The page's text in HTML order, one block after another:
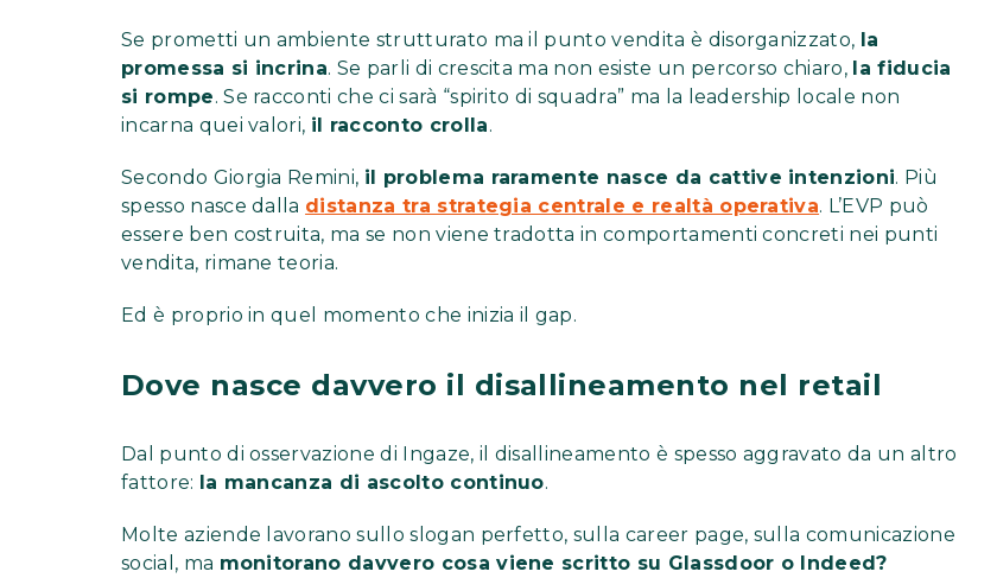
Se prometti un ambiente strutturato ma il punto vendita è disorganizzato, la
promessa si incrina. Se parli di crescita ma non esiste un percorso chiaro, la fiducia
si rompe. Se racconti che ci sarà “spirito di squadra” ma la leadership locale non
incarna quei valori, il racconto crolla.
Secondo Giorgia Remini, il problema raramente nasce da cattive intenzioni. Più
spesso nasce dalla distanza tra strategia centrale e realtà operativa. L’EVP può
essere ben costruita, ma se non viene tradotta in comportamenti concreti nei punti
vendita, rimane teoria.
Ed è proprio in quel momento che inizia il gap.
Dove nasce davvero il disallineamento nel retail
Dal punto di osservazione di Ingaze, il disallineamento è spesso aggravato da un altro
fattore: la mancanza di ascolto continuo.
Molte aziende lavorano sullo slogan perfetto, sulla career page, sulla comunicazione
social, ma monitorano davvero cosa viene scritto su Glassdoor o Indeed?